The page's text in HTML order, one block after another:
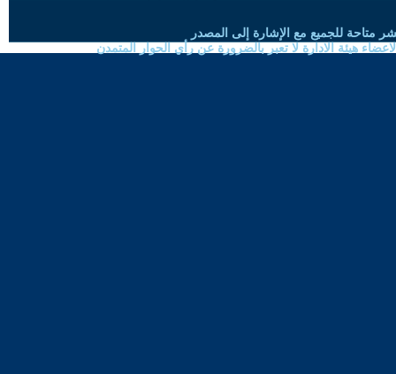
متاحة للجميع مع الإشارة إلى المصدر
هيئة الادارة لا تعبر بالضرورة عن رأي الحوار المتمدن